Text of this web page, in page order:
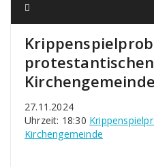
protestantischen
Kirchengemeinde
27.11.2024
Uhrzeit: 18:30
Kirchengemeinde